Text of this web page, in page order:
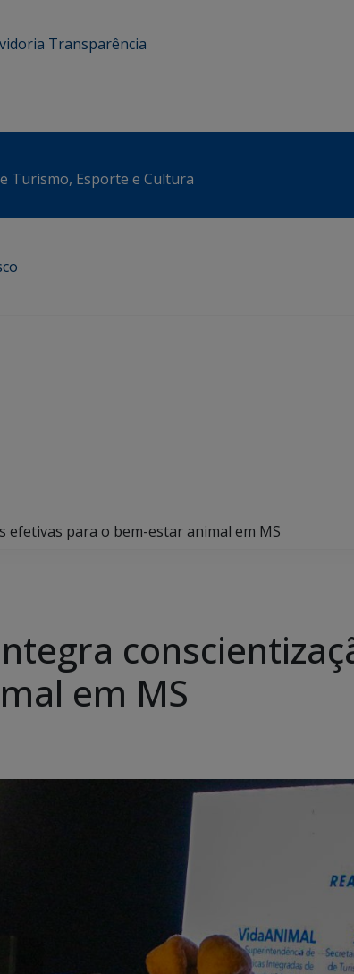
Transparência
Turismo, Esporte e Cultura
efetivas para o bem-estar animal em MS
em MS